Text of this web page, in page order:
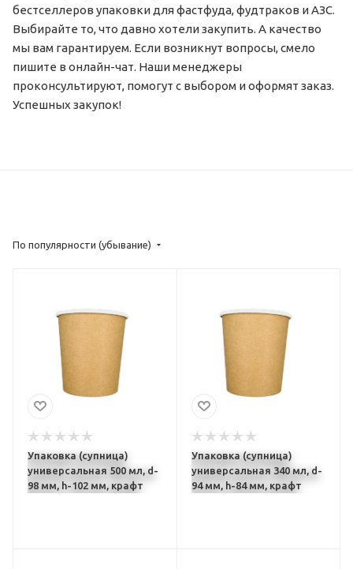
бестселлеров упаковки для фастфуда, фудтраков и АЗС.
Выбирайте то, что давно хотели закупить. А качество
мы вам гарантируем. Если возникнут вопросы, смело
пишите в онлайн-чат. Наши менеджеры
проконсультируют, помогут с выбором и оформят заказ.
Успешных закупок!
По популярности (убывание)
Упаковка (супница)
универсальная 500 мл, d-
98 мм, h-102 мм, крафт
Упаковка (супница)
универсальная 340 мл, d-
94 мм, h-84 мм, крафт